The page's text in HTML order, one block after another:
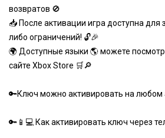
возвратов 🚫
📥 После активации игра доступна для
либо ограничений! 🔓🎉
🌍 Доступные языки 🌎 можете
сайте Xbox Store 🛒🔎
🔑Ключ можно активировать на любом
🔑📱💻 Как активировать ключ через